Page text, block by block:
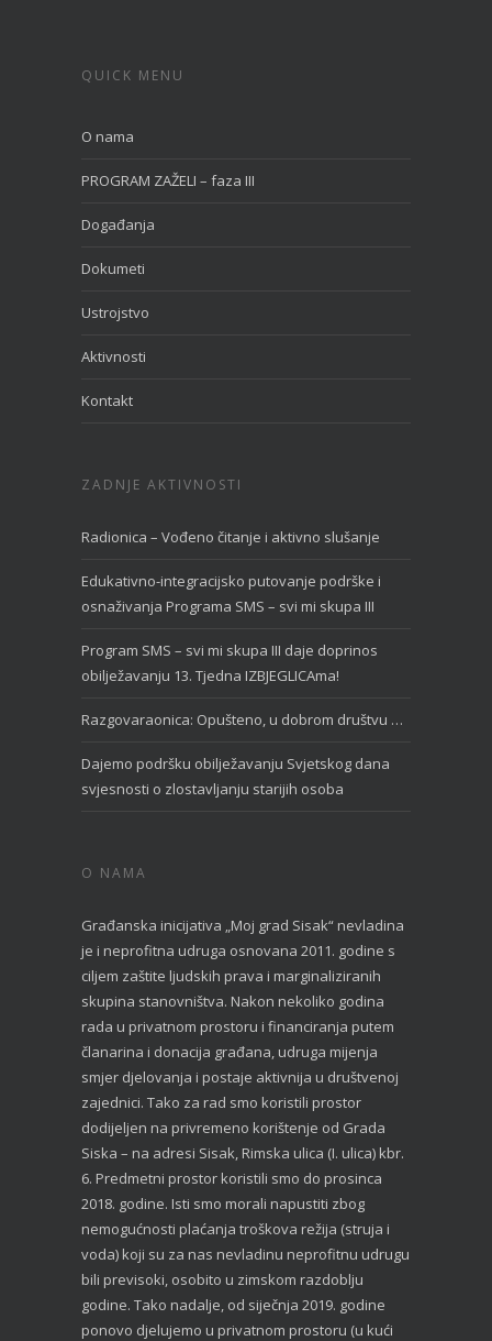
QUICK MENU
O nama
PROGRAM ZAŽELI – faza III
Događanja
Dokumeti
Ustrojstvo
Aktivnosti
Kontakt
ZADNJE AKTIVNOSTI
Radionica – Vođeno čitanje i aktivno slušanje
Edukativno-integracijsko putovanje podrške i
osnaživanja Programa SMS – svi mi skupa III
Program SMS – svi mi skupa III daje doprinos
obilježavanju 13. Tjedna IZBJEGLICAma!
Razgovaraonica: Opušteno, u dobrom društvu …
Dajemo podršku obilježavanju Svjetskog dana
svjesnosti o zlostavljanju starijih osoba
O NAMA
Građanska inicijativa „Moj grad Sisak“ nevladina
je i neprofitna udruga osnovana 2011. godine s
ciljem zaštite ljudskih prava i marginaliziranih
skupina stanovništva. Nakon nekoliko godina
rada u privatnom prostoru i financiranja putem
članarina i donacija građana, udruga mijenja
smjer djelovanja i postaje aktivnija u društvenoj
zajednici. Tako za rad smo koristili prostor
dodijeljen na privremeno korištenje od Grada
Siska – na adresi Sisak, Rimska ulica (I. ulica) kbr.
6. Predmetni prostor koristili smo do prosinca
2018. godine. Isti smo morali napustiti zbog
nemogućnosti plaćanja troškova režija (struja i
voda) koji su za nas nevladinu neprofitnu udrugu
bili previsoki, osobito u zimskom razdoblju
godine. Tako nadalje, od siječnja 2019. godine
ponovo djelujemo u privatnom prostoru (u kući